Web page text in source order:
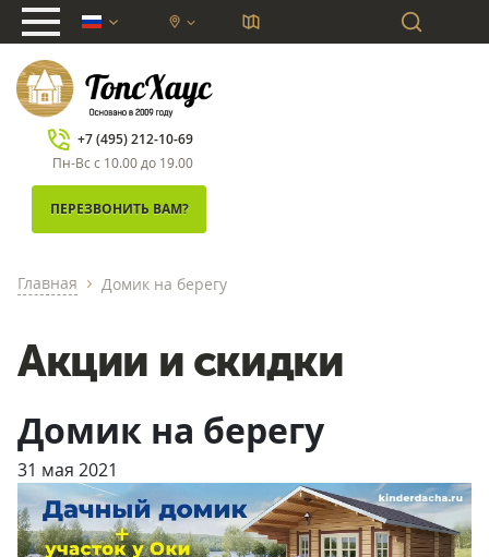
chevron_down
+7 (495) 212-10-69
Пн-Вс с 10.00 до 19.00
ПЕРЕЗВОНИТЬ ВАМ?
Главная chevron_right Домик на берегу
Акции и скидки
Домик на берегу
31 мая 2021